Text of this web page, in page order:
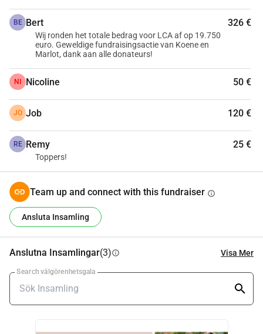
BE Bert 326 €
Wij ronden het totale bedrag voor LCA af op 19.750
euro. Geweldige fundraisingsactie van Koene en
Marlot, dank aan alle donateurs!
NI Nicoline 50 €
JO Job 120 €
RE Remy 25 €
Toppers!
Team up and connect with this fundraiser info
Ansluta Insamling
Anslutna Insamlingar(3)info Visa Mer
Search välgörenhetsgala